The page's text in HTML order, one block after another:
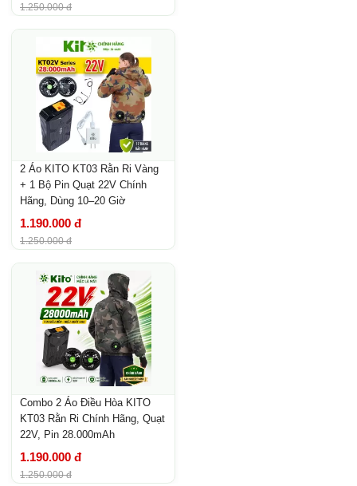
1.250.000 đ
2 Áo KITO KT03 Rằn Ri Vàng
+ 1 Bộ Pin Quạt 22V Chính
Hãng, Dùng 10–20 Giờ
1.190.000 đ
1.250.000 đ
Combo 2 Áo Điều Hòa KITO
KT03 Rằn Ri Chính Hãng, Quạt
22V, Pin 28.000mAh
1.190.000 đ
1.250.000 đ